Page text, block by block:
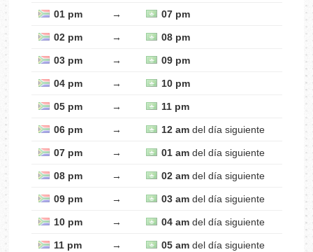
01 pm → 07 pm
02 pm → 08 pm
03 pm → 09 pm
04 pm → 10 pm
05 pm → 11 pm
06 pm → 12 amdel día siguiente
07 pm → 01 amdel día siguiente
08 pm → 02 amdel día siguiente
09 pm → 03 amdel día siguiente
10 pm → 04 amdel día siguiente
11 pm → 05 amdel día siguiente